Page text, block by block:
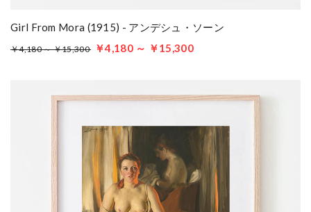
Girl From Mora (1915) - アンデシュ・ソーン
￥4,180 ～ ￥15,300 ￥4,180 ～ ￥15,300